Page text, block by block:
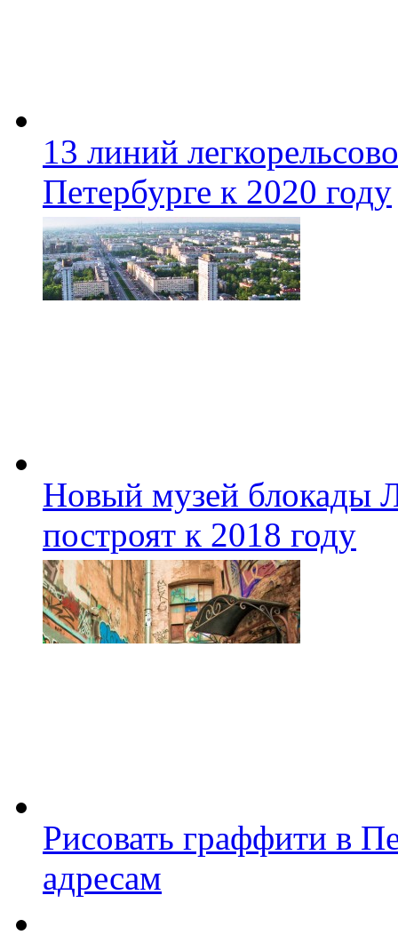
13 линий
Петербурге к 2020 году
Новый музей блокады
построят к 2018 году
Рисовать граффити в
адресам